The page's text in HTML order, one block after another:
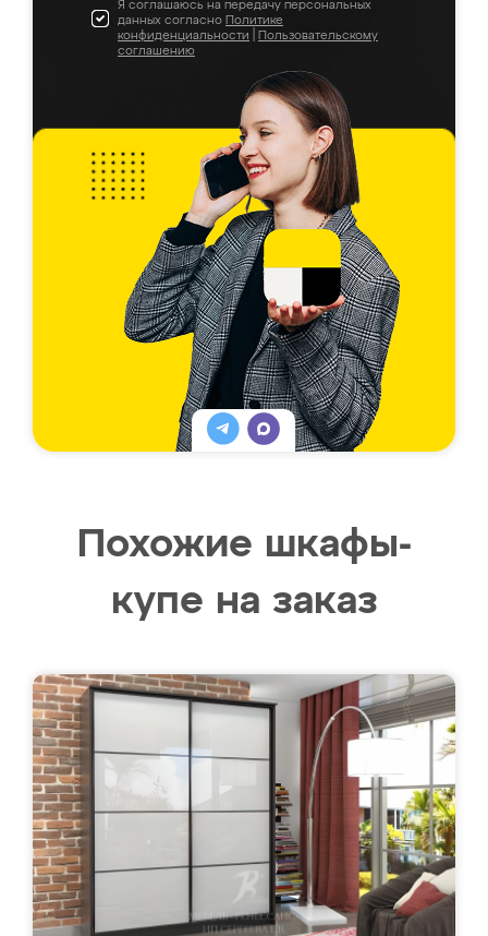
Я соглашаюсь на передачу персональных
данных согласно Политике
конфиденциальности
Пользовательскому
соглашению
Похожие шкафы-
купе на заказ